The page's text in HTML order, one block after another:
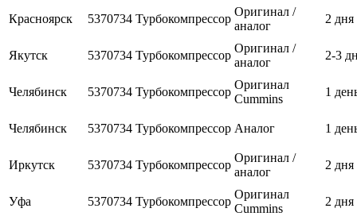
Красноярск 5370734 Турбокомпрессор
Оригинал /
аналог
2 дня
Якутск 5370734 Турбокомпрессор
Оригинал /
аналог
2-3
Челябинск 5370734 Турбокомпрессор
Оригинал
Cummins
1
Челябинск 5370734 Турбокомпрессор Аналог 1
Иркутск 5370734 Турбокомпрессор
Оригинал /
аналог
2 дня
Уфа 5370734 Турбокомпрессор
Оригинал
Cummins
2 дня